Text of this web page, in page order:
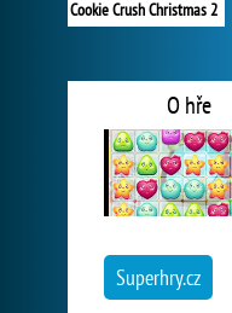
Cookie Crush Christmas 2
O hře
Superhry.cz